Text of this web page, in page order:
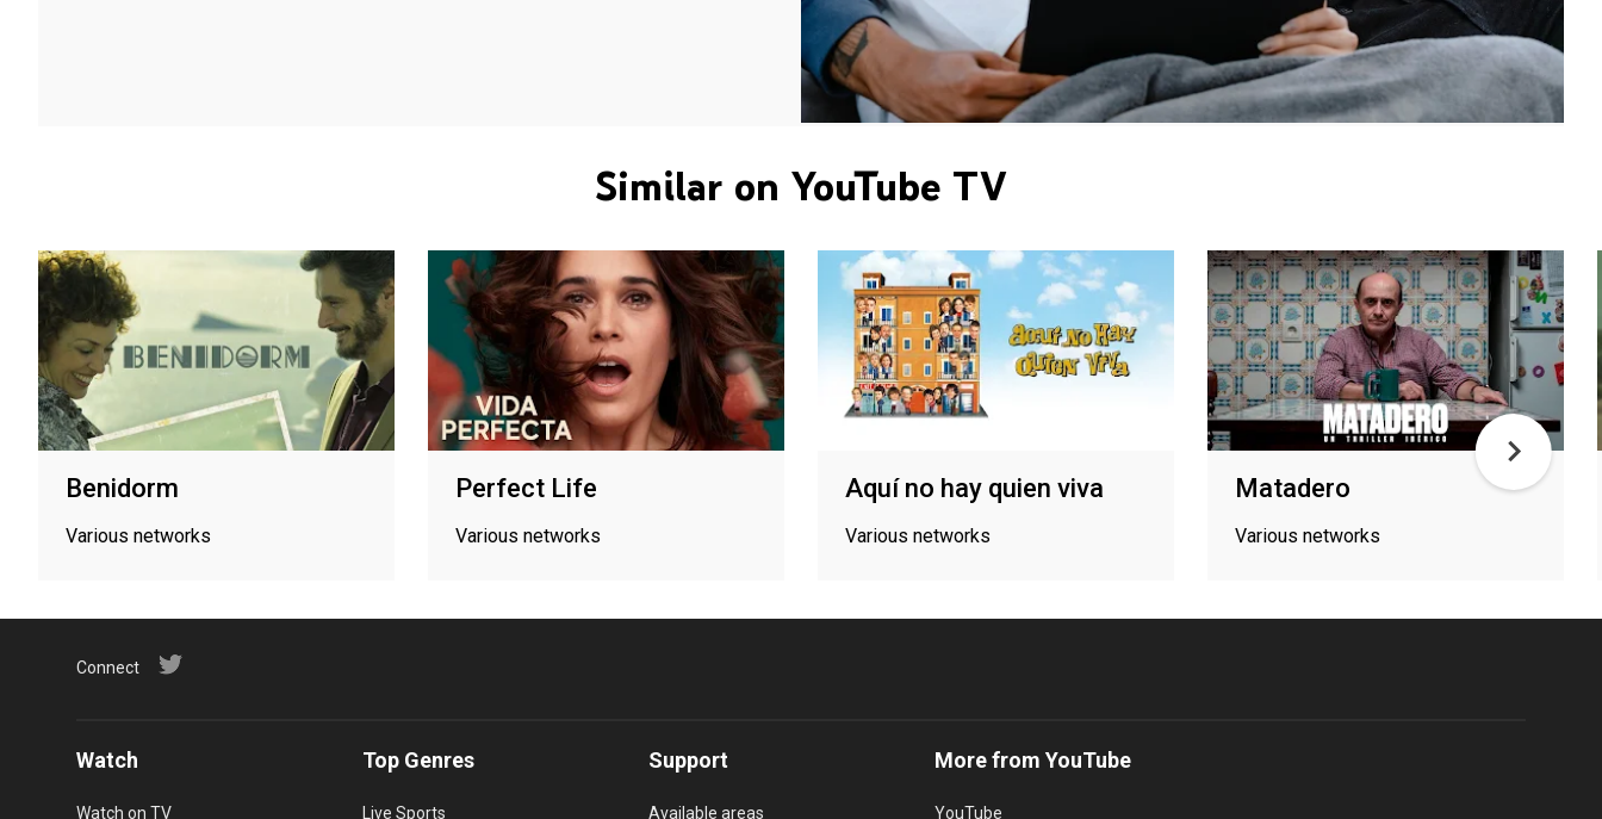
Similar on YouTube TV
Benidorm
Various networks
Perfect Life
Various networks
Aquí no hay quien viva
Various networks
Matadero
Various networks
Connect
Watch
Watch on TV
Top Genres
Live Sports
Support
Available areas
More from YouTube
YouTube